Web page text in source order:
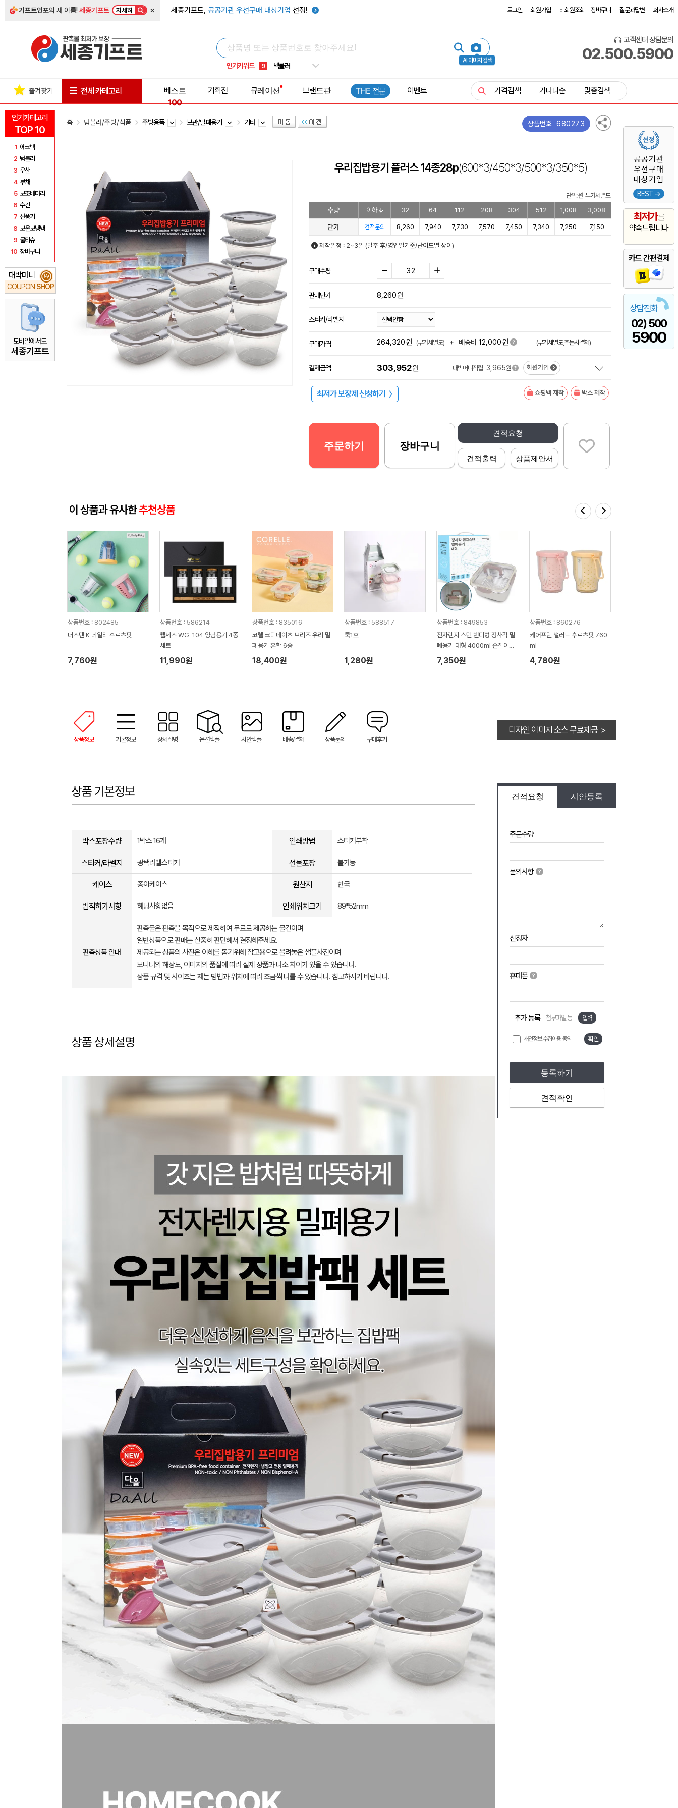
기프트인포의 새 이름!세종기프트 자세히 × 세종기프트, 공공기관 우선구매 대상기업 선정! 로그인 회원가입 비회원조회 장바구니 질문과답변 회사소개
AI 이미지 검색
인기키워드
6 우산
9 넥쿨러
10 타포린가방
고객센터 상담문의
02.500.5900
인기카테고리
TOP 10
1 에코백
2 텀블러
3 우산
4 부채
5 보조배터리
6 수건
7 선풍기
8 보온보냉백
9 물티슈
10 장바구니
대박머니
COUPON SHOP
₩
모바일에서도
세종기프트
공공기관
우선구매
대상기업
BEST →
최저가를
약속드립니다
카드 간편결제
상담전화
02) 500
5900
즐겨찾기 전체 카테고리
베스트
100
기획전 큐레이션 브랜드관 THE 전문 이벤트 가격검색 가나다순 맞춤검색
홈 텀블러/주방/식품 주방용품 보관/밀폐용기 기타 상품번호 680273
우리집밥용기 플러스 14종28p(600*3/450*3/500*3/350*5)
단위: 원 부가세별도
수량 이하 32 64 112 208 304 512 1,008 3,008
단가 견적문의 8,260 7,940 7,730 7,570 7,450 7,340 7,250 7,150
제작일정 : 2~3일 (발주 후/영업일기준/난이도별 상이)
구매수량
판매단가 8,260원
스티커/라벨지
구매가격 264,320원 (부가세별도) + 배송비 12,000원 (부가세별도,주문시결제)
결제금액 303,952원 대박머니적립 3,965원 회원가입
최저가 보장제 신청하기 〉 쇼핑백 제작 박스 제작
견적요청
견적출력 상품제안서
주문하기 장바구니
이 상품과 유사한추천상품
상품번호 : 802485
더스텐 K 데일리 후르츠팟
7,760원
상품번호 : 586214
웰세스 WG-104 양념용기 4종
세트
11,990원
상품번호 : 835016
코렐 코디네이츠 브리즈 유리 밀
폐용기 혼합 6종
18,400원
상품번호 : 588517
쿡1호
1,280원
상품번호 : 849853
전자렌지 스텐 핸디형 정사각 밀
폐용기 대형 4000ml 손잡이케
이스포함
7,350원
상품번호 : 860276
케어프린 샐러드 후르츠팟 760
ml
4,780원
상품정보 기본정보 상세설명 옵션샘플 시안샘플 배송/결제 상품문의 구매후기
디자인 이미지 소스 무료제공 >
견적요청 시안등록
주문수량
문의사항
신청자
휴대폰
추가 등록 첨부파일 등 입력
개인정보 수집이용 동의 확인
등록하기
견적확인
상품 기본정보
박스포장수량 1박스 16개 인쇄방법 스티커부착
스티커/라벨지 광택라벨스티커 선물포장 불가능
케이스 종이케이스 원산지 한국
법적허가사항 해당사항없음 인쇄위치크기 89*52mm
판촉상품 안내
판촉물은 판촉을 목적으로 제작하여 무료로 제공하는 물건이며
일반상품으로 판매는 신중히 판단해서 결정해주세요.
제공되는 상품의 사진은 이해를 돕기위해 참고용으로 올려놓은 샘플사진이며
모니터의 해상도, 이미지의 품질에 따라 실제 상품과 다소 차이가 있을 수 있습니다.
상품 규격 및 사이즈는 재는 방법과 위치에 따라 조금씩 다를 수 있습니다. 참고하시기 바랍니다.
상품 상세설명